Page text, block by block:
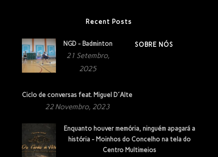
Recent Posts
NGD - Badminton
21 Setembro,
2025
Ciclo de conversas feat. Miguel D´Alte
22 Novembro, 2023
Enquanto houver memória, ninguém apagará a
história - Moinhos do Concelho na tela do
Centro Multimeios
SOBRE NÓS